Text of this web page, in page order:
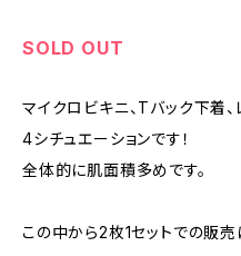
SOLD OUT
マイクロビキニ、Tバック下着
4シチュエーションです！
全体的に肌面積多めです。
この中から2枚1セットでの販売